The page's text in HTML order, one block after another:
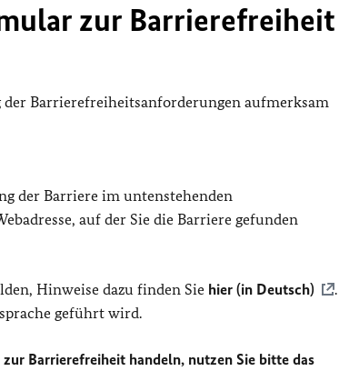
zur Barrierefreiheit
Barrierefreiheitsanforderungen aufmerksam
der Barriere im untenstehenden
auf der Sie die Barriere gefunden
Hinweise dazu finden Sie hier (in Deutsch)
.
geführt wird.
Barrierefreiheit handeln, nutzen Sie bitte das